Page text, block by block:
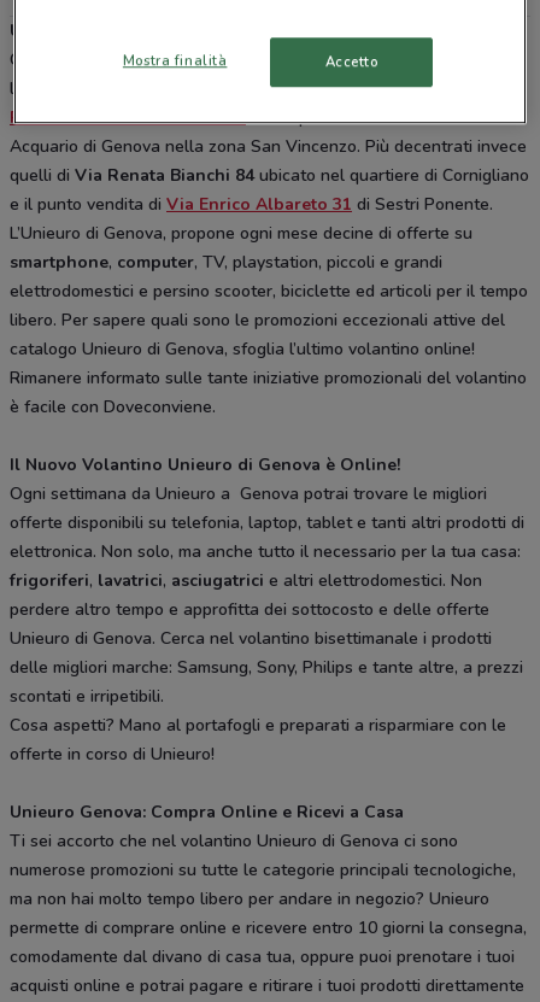
Unieuro Genova
Cerchi l’ultimo modello di robot aspirapolvere? Vuoi comprare
l’ultimo modello di iPhone? A Genova potrai recarti all’Unieuro di
Piazza della Vittoria 146-150a due passi dal famosissimo
Acquario di Genova nella zona San Vincenzo. Più decentrati invece
quelli di Via Renata Bianchi 84ubicato nel quartiere di Cornigliano
e il punto vendita di Via Enrico Albareto 31 di Sestri Ponente.
L’Unieuro di Genova, propone ogni mese decine di offerte su
smartphone, computer, TV, playstation, piccoli e grandi
elettrodomestici e persino scooter, biciclette ed articoli per il tempo
libero. Per sapere quali sono le promozioni eccezionali attive del
catalogo Unieuro di Genova, sfoglia l’ultimo volantino online!
Rimanere informato sulle tante iniziative promozionali del volantino
è facile con Doveconviene.
Il Nuovo Volantino Unieuro di Genova è Online!
Ogni settimana da Unieuro a Genova potrai trovare le migliori
offerte disponibili su telefonia, laptop, tablet e tanti altri prodotti di
elettronica. Non solo, ma anche tutto il necessario per la tua casa:
frigoriferi, lavatrici, asciugatrici e altri elettrodomestici. Non
perdere altro tempo e approfitta dei sottocosto e delle offerte
Unieuro di Genova. Cerca nel volantino bisettimanale i prodotti
delle migliori marche: Samsung, Sony, Philips e tante altre, a prezzi
scontati e irripetibili.
Cosa aspetti? Mano al portafogli e preparati a risparmiare con le
offerte in corso di Unieuro!
Unieuro Genova: Compra Online e Ricevi a Casa
Ti sei accorto che nel volantino Unieuro di Genova ci sono
numerose promozioni su tutte le categorie principali tecnologiche,
ma non hai molto tempo libero per andare in negozio? Unieuro
permette di comprare online e ricevere entro 10 giorni la consegna,
comodamente dal divano di casa tua, oppure puoi prenotare i tuoi
acquisti online e potrai pagare e ritirare i tuoi prodotti direttamente
Mostra finalità Accetto